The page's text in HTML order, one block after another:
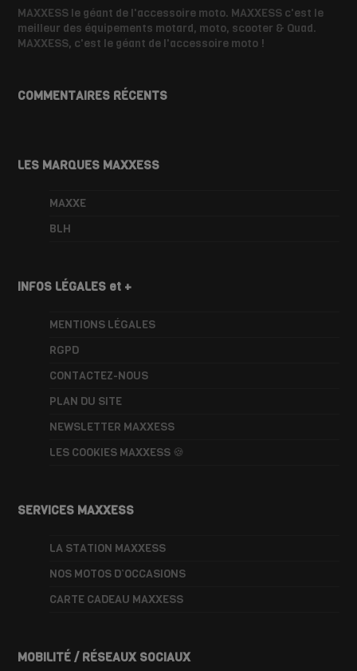
MAXXESS le géant de l'accessoire moto. MAXXESS c'est le
meilleur des équipements motard, moto, scooter & Quad.
MAXXESS, c'est le géant de l'accessoire moto !
COMMENTAIRES RÉCENTS
LES MARQUES MAXXESS
MAXXE
BLH
INFOS LÉGALES et +
MENTIONS LÉGALES
RGPD
CONTACTEZ-NOUS
PLAN DU SITE
NEWSLETTER MAXXESS
LES COOKIES MAXXESS 🍪
SERVICES MAXXESS
LA STATION MAXXESS
NOS MOTOS D’OCCASIONS
CARTE CADEAU MAXXESS
MOBILITÉ / RÉSEAUX SOCIAUX